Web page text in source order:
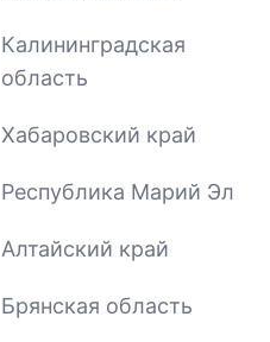
Калининградская
область
Хабаровский край
Республика Марий Эл
Алтайский край
Брянская область